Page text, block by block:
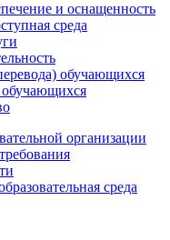
и оснащенность
среда
обучающихся
организации
среда